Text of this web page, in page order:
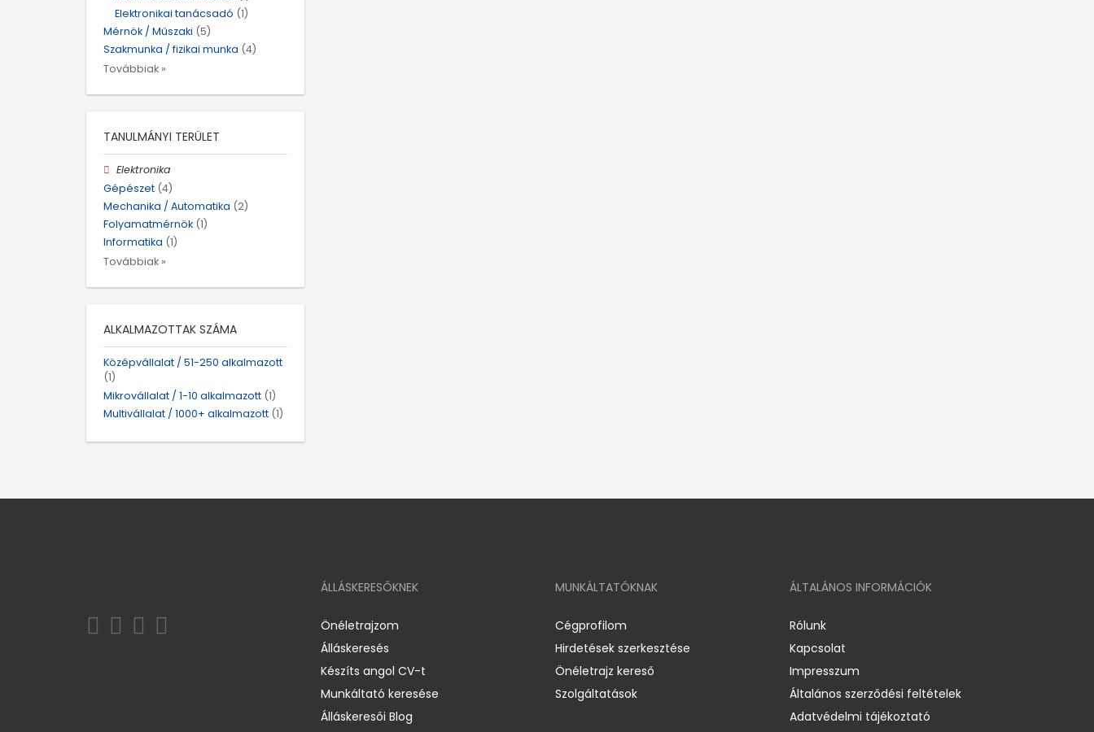
Elektronikai tanácsadó (1)
Mérnök / Műszaki (5)
Szakmunka / fizikai munka (4)
Továbbiak »
TANULMÁNYI TERÜLET
Elektronika
Gépészet (4)
Mechanika / Automatika (2)
Folyamatmérnök (1)
Informatika (1)
Továbbiak »
ALKALMAZOTTAK SZÁMA
Középvállalat / 51-250 alkalmazott
(1)
Mikrovállalat / 1-10 alkalmazott (1)
Multivállalat / 1000+ alkalmazott (1)
ÁLLÁSKERESŐKNEK
Önéletrajzom
Álláskeresés
Készíts angol CV-t
Munkáltató keresése
Álláskeresői Blog
MUNKÁLTATÓKNAK
Cégprofilom
Hirdetések szerkesztése
Önéletrajz kereső
Szolgáltatások
ÁLTALÁNOS INFORMÁCIÓK
Rólunk
Kapcsolat
Impresszum
Általános szerződési feltételek
Adatvédelmi tájékoztató